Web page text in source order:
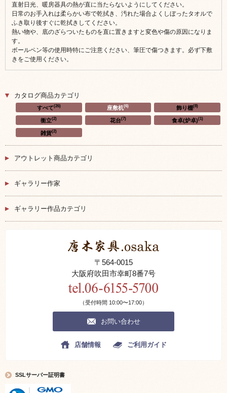
直射日光、暖房器具の熱が直に当たらないようにしてください。
日常のお手入れは柔らかい布で乾拭き、汚れた場合よくしぼったタオルで
ふき取り後すぐに乾拭きしてください。
熱い物や、底のざらついたものを直に置きますと変色や傷の原因になりま
す。
ボールペン等の使用時特にご注意ください、筆圧で傷つきます。必ず下敷
きをご使用ください。
カタログ商品カテゴリ
すべて(26) 座敷机(6) 飾り棚(8)
衝立(2) 花台(7) 食卓(炉卓)(1)
雑貨(2)
アウトレット商品カテゴリ
ギャラリー作家
ギャラリー作品カテゴリ
〒564-0015
大阪府吹田市幸町8番7号
（受付時間 10:00〜17:00）
お問い合わせ
店舗情報 ご利用ガイド
SSLサーバー証明書